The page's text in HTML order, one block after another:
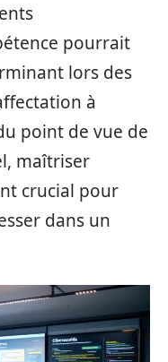
pourrait
lors des
à
point de vue de
maîtriser
crucial pour
dans un